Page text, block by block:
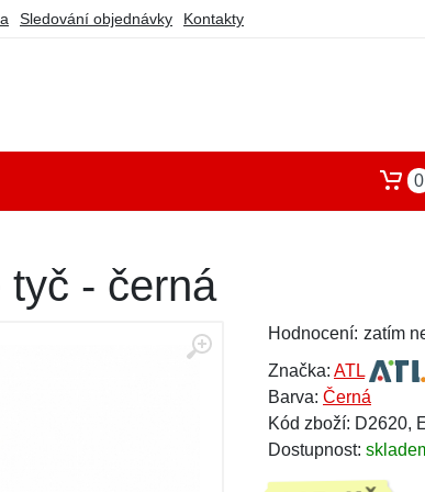
Sledování objednávky Kontakty
0
tyč - černá
Hodnocení: zatím
Značka: ATL
Barva: Černá
Kód zboží: D2620,
Dostupnost: